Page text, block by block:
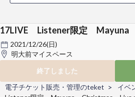
17LIVE Listener限定
2021/12/26(日)
明大前マイスペース
終了しました
電子チケット販売・管理のteket イベ